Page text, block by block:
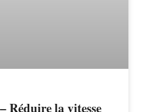
Réduire la vitesse